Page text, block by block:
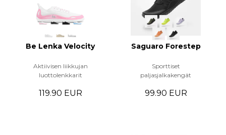
Be Lenka Velocity
Aktiivisen liikkujan
luottolenkkarit
119.90 EUR
Saguaro Forestep
Sporttiset
paljasjalkakengät
99.90 EUR